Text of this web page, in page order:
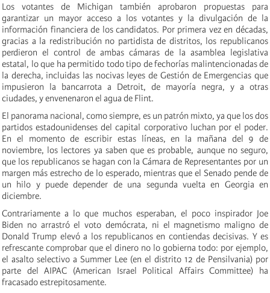
Los votantes de Michigan también aprobaron propuestas para
garantizar un mayor acceso a los votantes y la divulgación de la
información financiera de los candidatos. Por primera vez en décadas,
gracias a la redistribución no partidista de distritos, los republicanos
perdieron el control de ambas cámaras de la asamblea legislativa
estatal, lo que ha permitido todo tipo de fechorías malintencionadas de
la derecha, incluidas las nocivas leyes de Gestión de Emergencias que
impusieron la bancarrota a Detroit, de mayoría negra, y a otras
ciudades, y envenenaron el agua de Flint.
El panorama nacional, como siempre, es un patrón mixto, ya que los dos
partidos estadounidenses del capital corporativo luchan por el poder.
En el momento de escribir estas líneas, en la mañana del 9 de
noviembre, los lectores ya saben que es probable, aunque no seguro,
que los republicanos se hagan con la Cámara de Representantes por un
margen más estrecho de lo esperado, mientras que el Senado pende de
un hilo y puede depender de una segunda vuelta en Georgia en
diciembre.
Contrariamente a lo que muchos esperaban, el poco inspirador Joe
Biden no arrastró el voto demócrata, ni el magnetismo maligno de
Donald Trump elevó a los republicanos en contiendas decisivas. Y es
refrescante comprobar que el dinero no lo gobierna todo: por ejemplo,
el asalto selectivo a Summer Lee (en el distrito 12 de Pensilvania) por
parte del AIPAC (American Israel Political Affairs Committee) ha
fracasado estrepitosamente.